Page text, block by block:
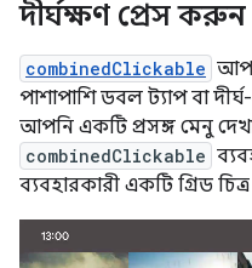
দীর্ঘক্ষণ প্রেস করুন
combinedClickable
পাশাপাশি ডবল ট্যাপ বা
আপনি একটি প্রসঙ্গ মেনু
combinedClickable
ব্যবহারকারী একটি গ্রিড